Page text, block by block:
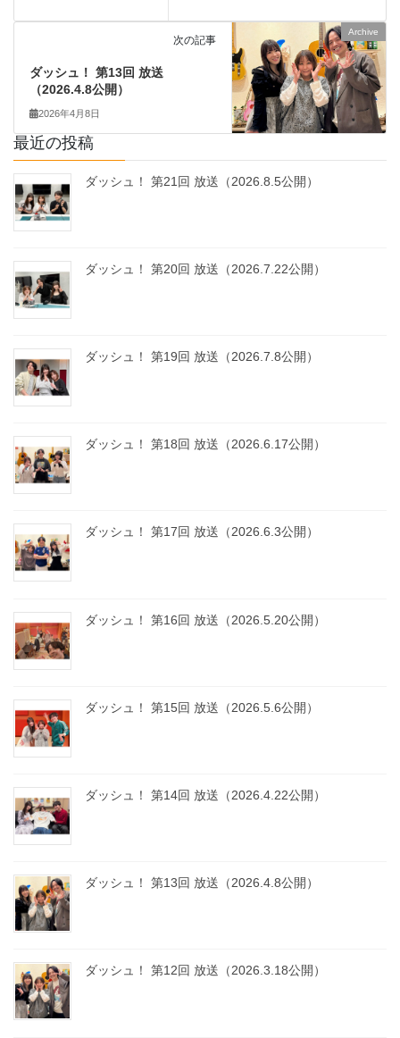
Archive
次の記事
ダッシュ！ 第13回 放送
（2026.4.8公開）
2026年4月8日
最近の投稿
ダッシュ！ 第21回 放送（2026.8.5公開）
ダッシュ！ 第20回 放送（2026.7.22公開）
ダッシュ！ 第19回 放送（2026.7.8公開）
ダッシュ！ 第18回 放送（2026.6.17公開）
ダッシュ！ 第17回 放送（2026.6.3公開）
ダッシュ！ 第16回 放送（2026.5.20公開）
ダッシュ！ 第15回 放送（2026.5.6公開）
ダッシュ！ 第14回 放送（2026.4.22公開）
ダッシュ！ 第13回 放送（2026.4.8公開）
ダッシュ！ 第12回 放送（2026.3.18公開）